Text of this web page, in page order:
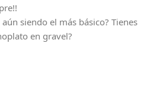
siendo el más básico? Tienes
en gravel?